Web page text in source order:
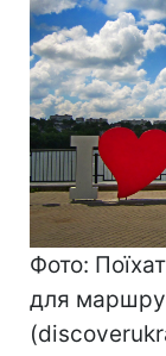
Фото:
для